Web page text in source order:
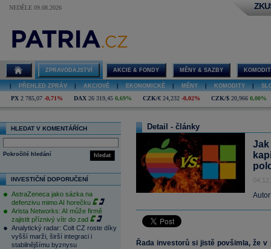
NEDĚLE 09.08.2026
ZPRAVODAJSTVÍ AKCIE & FONDY MĚNY & SAZBY
PŘEHLED ZPRÁV AKCIOVÉ EKONOMICKÉ MĚNY KOMODITY
PX 2 785,07 -0,71% DAX 26 319,45 0,69% CZK/€ 24,232 -0,02% CZK/$ 20,966 0,00%
HLEDAT V KOMENTÁŘÍCH
hledat
Pokročilé hledání
INVESTIČNÍ DOPORUČENÍ
AstraZeneca jako sázka na
defenzivu mimo AI horečku
Arista Networks: AI může firmě
zajistit příznivý vítr do zad
Analytický radar: Colt CZ roste díky
vyšší marži, širší integraci i
stabilnějšímu byznysu
Detail - články
Jak
Řada investorů si jistě povšimla, že